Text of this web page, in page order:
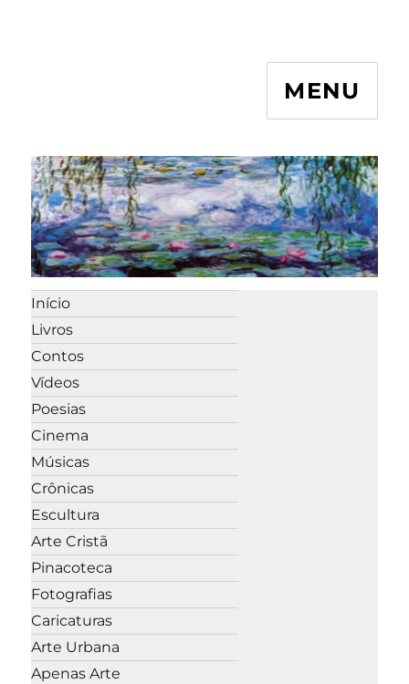
MENU
Início
Livros
Contos
Vídeos
Poesias
Cinema
Músicas
Crônicas
Escultura
Arte Cristã
Pinacoteca
Fotografias
Caricaturas
Arte Urbana
Apenas Arte